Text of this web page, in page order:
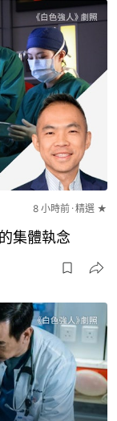
8 小時前 精選 ★
集體執念